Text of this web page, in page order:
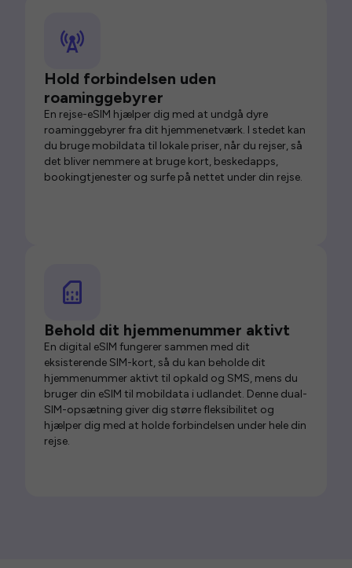
Hold forbindelsen uden
roaminggebyrer
En rejse-eSIM hjælper dig med at undgå dyre
roaminggebyrer fra dit hjemmenetværk. I stedet kan
du bruge mobildata til lokale priser, når du rejser, så
det bliver nemmere at bruge kort, beskedapps,
bookingtjenester og surfe på nettet under din rejse.
Behold dit hjemmenummer aktivt
En digital eSIM fungerer sammen med dit
eksisterende SIM-kort, så du kan beholde dit
hjemmenummer aktivt til opkald og SMS, mens du
bruger din eSIM til mobildata i udlandet. Denne dual-
SIM-opsætning giver dig større fleksibilitet og
hjælper dig med at holde forbindelsen under hele din
rejse.